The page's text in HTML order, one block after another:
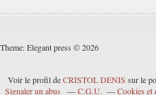
Theme: Elegant press © 2026
Voir le profil deCRISTOL DENIS sur le
Signaler un abus
C.G.U. Cookies et